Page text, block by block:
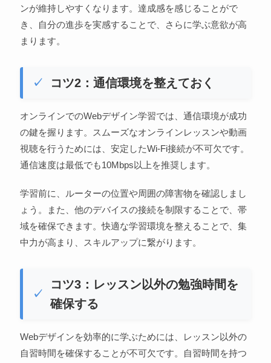
ンが維持しやすくなります。達成感を感じることがで
き、自分の進歩を実感することで、さらに学ぶ意欲が高
まります。
コツ2：通信環境を整えておく
オンラインでのWebデザイン学習では、通信環境が成功
の鍵を握ります。スムーズなオンラインレッスンや動画
視聴を行うためには、安定したWi-Fi接続が不可欠です。
通信速度は最低でも10Mbps以上を推奨します。
学習前に、ルーターの位置や周囲の障害物を確認しまし
ょう。また、他のデバイスの接続を制限することで、帯
域を確保できます。快適な学習環境を整えることで、集
中力が高まり、スキルアップに繋がります。
コツ3：レッスン以外の勉強時間を
確保する
Webデザインを効率的に学ぶためには、レッスン以外の
自習時間を確保することが不可欠です。自習時間を持つ